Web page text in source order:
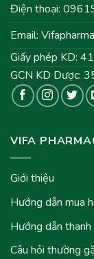
Điện thoại:
Email:
Giấy phép KD:
GCN KD Dược:
VIFA
Giới thiệu
Hướng dẫn mua
Hướng dẫn
Câu hỏi thường